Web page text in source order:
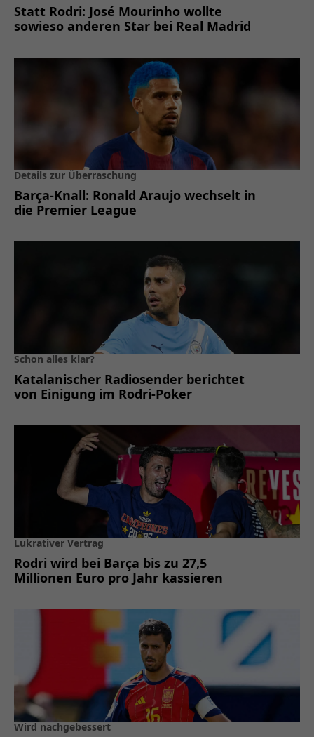
Statt Rodri: José Mourinho wollte
sowieso anderen Star bei Real Madrid
Details zur Überraschung
Barça-Knall: Ronald Araujo wechselt in
die Premier League
Schon alles klar?
Katalanischer Radiosender berichtet
von Einigung im Rodri-Poker
Lukrativer Vertrag
Rodri wird bei Barça bis zu 27,5
Millionen Euro pro Jahr kassieren
Wird nachgebessert